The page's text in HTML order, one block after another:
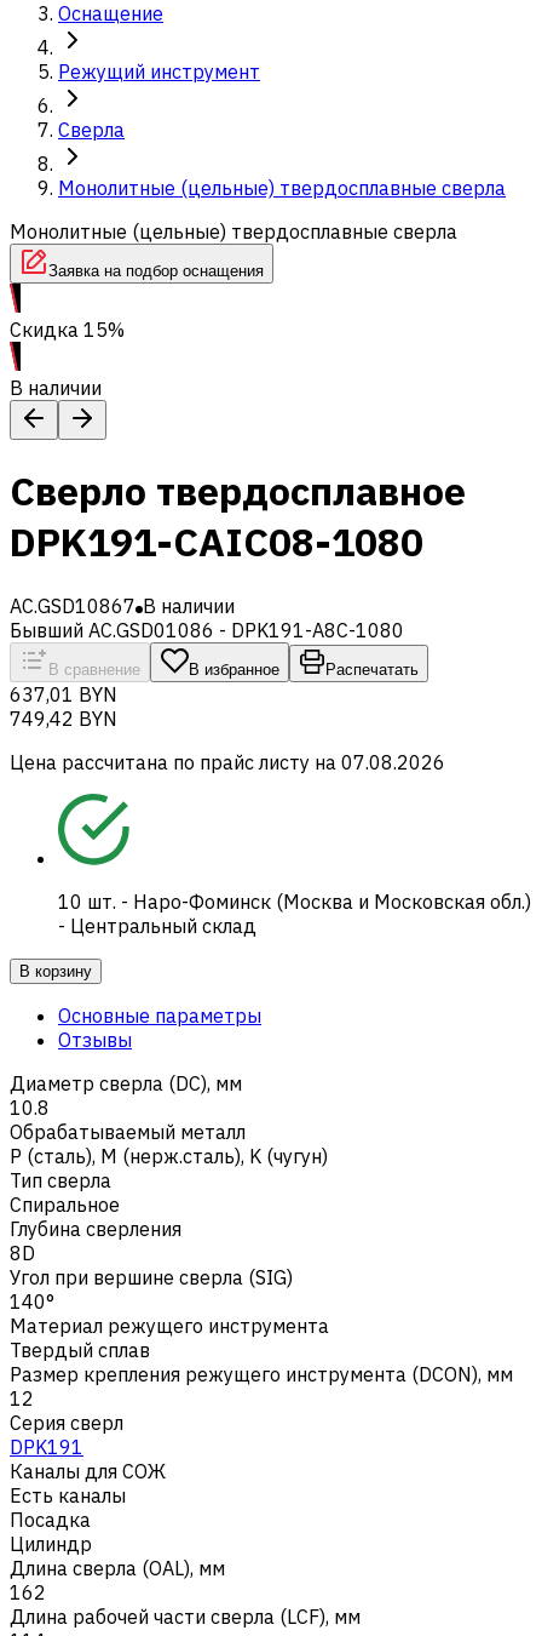
Оснащение
Режущий инструмент
Сверла
Монолитные (цельные) твердосплавные сверла
Монолитные (цельные) твердосплавные сверла
Заявка на подбор оснащения
Скидка 15%
В наличии
Сверло твердосплавное
DPK191-CAIC08-1080
AC.GSD10867 В наличии
Бывший AC.GSD01086 - DPK191-A8C-1080
В сравнение В избранное Распечатать
637,01 BYN
749,42 BYN
Цена рассчитана по прайс листу на 07.08.2026
10 шт. - Наро-Фоминск (Москва и Московская обл.)
- Центральный склад
В корзину
Основные параметры
Отзывы
Диаметр сверла (DC), мм
10.8
Обрабатываемый металл
Р (сталь), M (нерж.сталь), K (чугун)
Тип сверла
Спиральное
Глубина сверления
8D
Угол при вершине сверла (SIG)
140°
Материал режущего инструмента
Твердый сплав
Размер крепления режущего инструмента (DCON), мм
12
Серия сверл
DPK191
Каналы для СОЖ
Есть каналы
Посадка
Цилиндр
Длина сверла (OAL), мм
162
Длина рабочей части сверла (LCF), мм